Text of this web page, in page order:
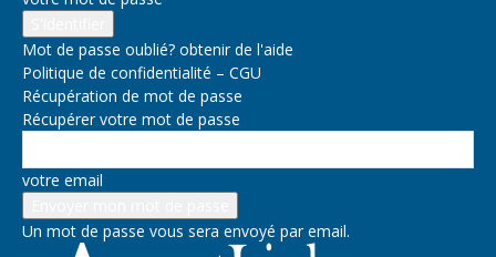
Mot de passe oublié? obtenir de l'aide
Politique de confidentialité – CGU
Récupération de mot de passe
Récupérer votre mot de passe
votre email
Un mot de passe vous sera envoyé par email.